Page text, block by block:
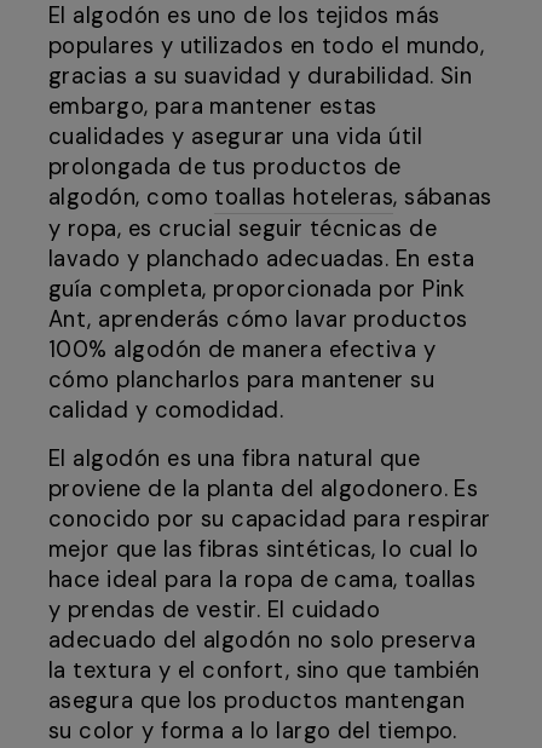
El algodón es uno de los tejidos más
populares y utilizados en todo el mundo,
gracias a su suavidad y durabilidad. Sin
embargo, para mantener estas
cualidades y asegurar una vida útil
prolongada de tus productos de
algodón, como toallas hoteleras, sábanas
y ropa, es crucial seguir técnicas de
lavado y planchado adecuadas. En esta
guía completa, proporcionada por Pink
Ant, aprenderás cómo lavar productos
100% algodón de manera efectiva y
cómo plancharlos para mantener su
calidad y comodidad.
El algodón es una fibra natural que
proviene de la planta del algodonero. Es
conocido por su capacidad para respirar
mejor que las fibras sintéticas, lo cual lo
hace ideal para la ropa de cama, toallas
y prendas de vestir. El cuidado
adecuado del algodón no solo preserva
la textura y el confort, sino que también
asegura que los productos mantengan
su color y forma a lo largo del tiempo.